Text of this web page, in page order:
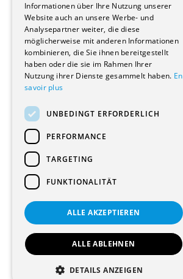
Wohnungen
Renovierungen
Innere Umbauten
Gastgewerbe und Tourismus
Verwaltungsgebäude und Geschäfte
Schuleinrichtungen
Medizinische Einrichtungen
Kultur - Sport - Freizeit
Industrie - Handwerk
Transport und Parkplätze
Diverse Bauten
© 2026 Alle Rechte vorbehalten
Allgemeine Bedingungen
Informationen über Ihre Nutzung unserer
Website auch an unsere Werbe- und
Analysepartner weiter, die diese
möglicherweise mit anderen Informationen
kombinieren, die Sie ihnen bereitgestellt
haben oder die sie im Rahmen Ihrer
Nutzung ihrer Dienste gesammelt haben. En
savoir plus
UNBEDINGT ERFORDERLICH
PERFORMANCE
TARGETING
FUNKTIONALITÄT
ALLE AKZEPTIEREN
ALLE ABLEHNEN
DETAILS ANZEIGEN